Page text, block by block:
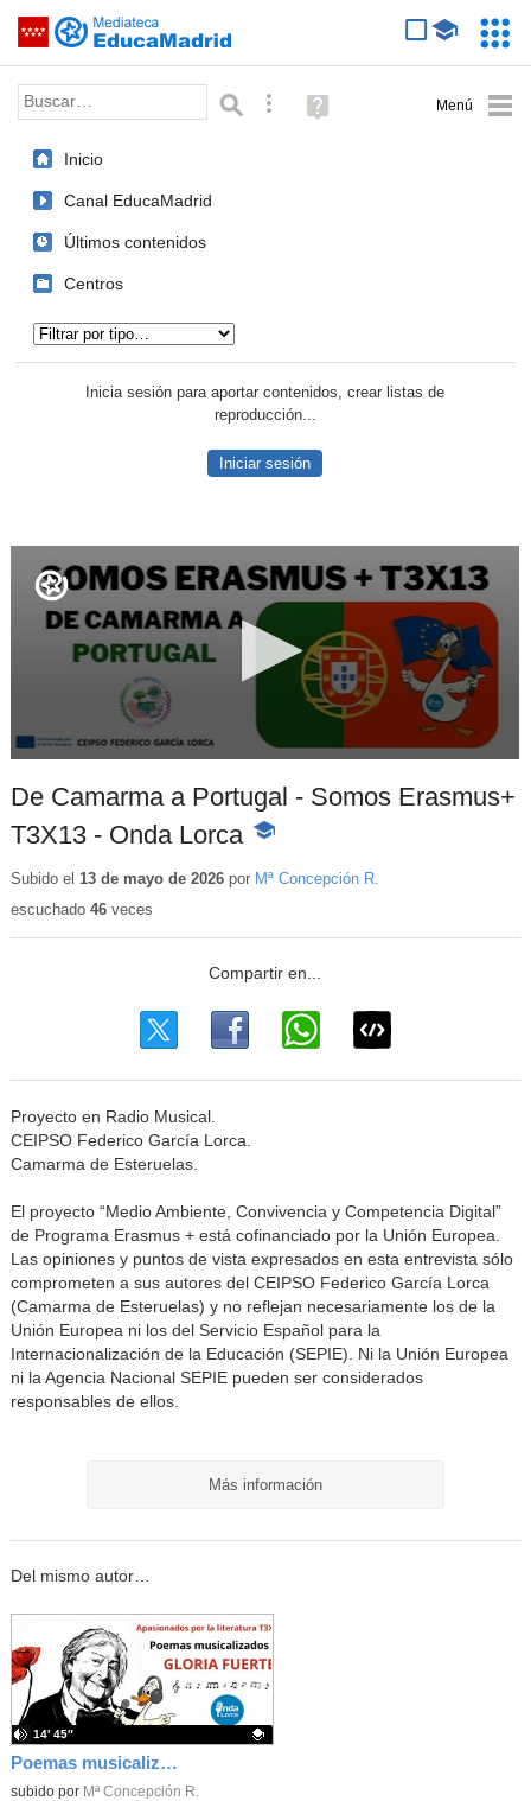
Saltar navegación
Palabra o frase: Búsqueda avanzada
Ayuda
(en
Inicio
Canal EducaMadrid
Últimos contenidos
Centros
Inicia sesión para aportar contenidos, crear listas de
reproducción...
Iniciar sesión
De Camarma a Portugal - Somos Erasmus+
T3X13 - Onda Lorca -
educativo
Subido el 13 de mayo de 2026por Mª Concepción R.
escuchado 46veces
Proyecto en Radio Musical.
CEIPSO Federico García Lorca.
Camarma de Esteruelas.
El proyecto “Medio Ambiente, Convivencia y Competencia Digital”
de Programa Erasmus + está cofinanciado por la Unión Europea.
Las opiniones y puntos de vista expresados en esta entrevista sólo
comprometen a sus autores del CEIPSO Federico García Lorca
(Camarma de Esteruelas) y no reflejan necesariamente los de la
Unión Europea ni los del Servicio Español para la
Internacionalización de la Educación (SEPIE). Ni la Unión Europea
ni la Agencia Nacional SEPIE pueden ser considerados
responsables de ellos.
Más información
Del mismo autor…
Poemas musicalizados de Gloria Fuertes - Apasionados por la literatura T3X03 - Onda Lorca
Contenido educativo.
subido por Mª Concepción R.
14′ 45″